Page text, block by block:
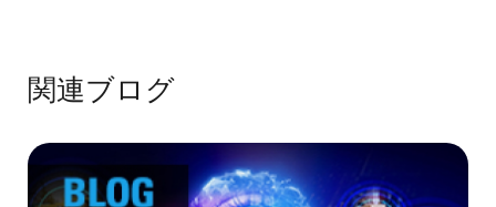
関連ブログ